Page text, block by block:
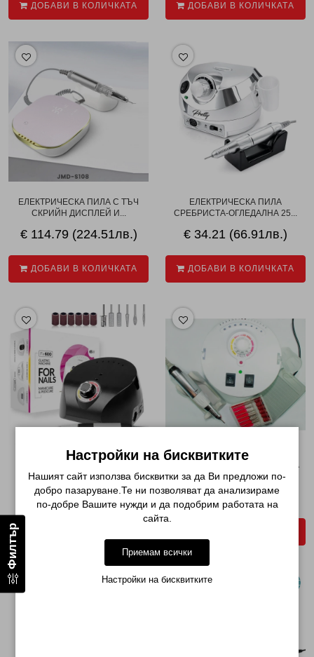
Филтър
ДОБАВИ В КОЛИЧКАТА ДОБАВИ В КОЛИЧКАТА
ЕЛЕКТРИЧЕСКА ПИЛА С ТЪЧ
СКРИЙН ДИСПЛЕЙ И...
€ 114.79 (224.51лв.)
ДОБАВИ В КОЛИЧКАТА
ЕЛЕКТРИЧЕСКА ПИЛА
СРЕБРИСТА-ОГЛЕДАЛНА 25...
€ 34.21 (66.91лв.)
ДОБАВИ В КОЛИЧКАТА
МНОГОФУНКЦИОНАЛНА ПИЛА
ZS-610 ЧЕРНА 65W...
€ 40.39 (79.00лв.)
МОЩНА ЕЛЕКТРИЧЕСКА ПИЛА
ZS605 65W 35 000...
€ 50.62 (99.00лв.)
НОВО
Настройки на бисквитките
Нашият сайт използва бисквитки за да Ви предложи по-
добро пазаруване.Те ни позволяват да анализираме
по-добре Вашите нужди и да подобрим работата на
сайта.
Приемам всички
Настройки на бисквитките